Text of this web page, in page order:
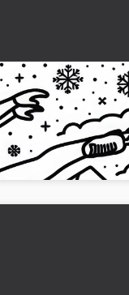
sig för ett
hoppa. Ladda ner den